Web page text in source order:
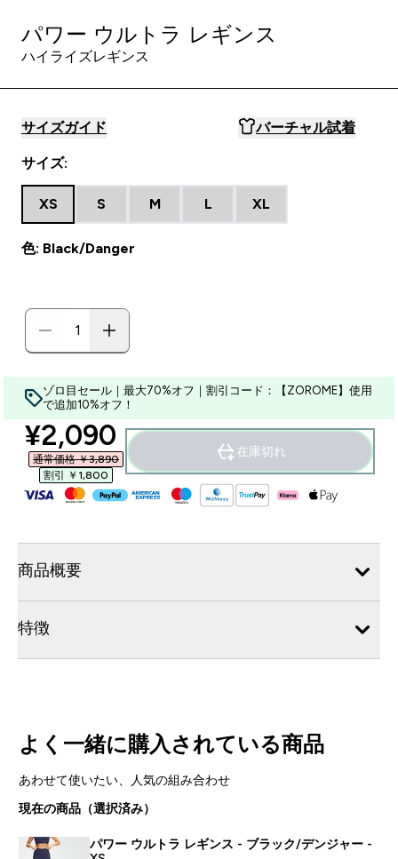
パワー ウルトラ レギンス
ハイライズレギンス
サイズガイド バーチャル試着
サイズ:
XS S M L XL
色: Black/Danger
ゾロ目セール｜最大70%オフ｜割引コード：【ZOROME】使用
で追加10%オフ！
discounted price
¥2,090‎
通常価格 ￥3,890‎
割引 ￥1,800‎
在庫切れ
商品概要
特徴
よく一緒に購入されている商品
あわせて使いたい、人気の組み合わせ
現在の商品（選択済み）
パワー ウルトラ レギンス - ブラック/デンジャー -